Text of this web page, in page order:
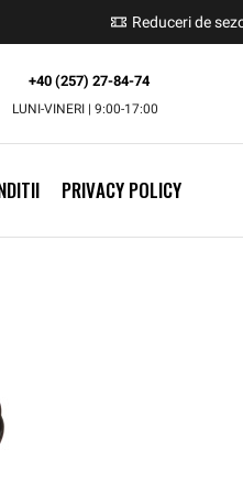
Reduceri de
+40 (257) 27-84-74
LUNI-VINERI | 9:00-17:00
PRIVACY POLICY